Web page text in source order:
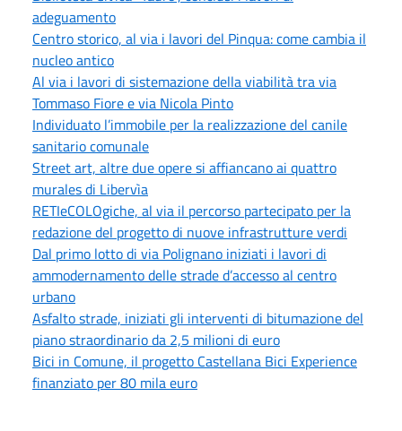
adeguamento
Centro storico, al via i lavori del Pinqua: come cambia il
nucleo antico
Al via i lavori di sistemazione della viabilità tra via
Tommaso Fiore e via Nicola Pinto
Individuato l’immobile per la realizzazione del canile
sanitario comunale
Street art, altre due opere si affiancano ai quattro
murales di Libervìa
RETIeCOLOgiche, al via il percorso partecipato per la
redazione del progetto di nuove infrastrutture verdi
Dal primo lotto di via Polignano iniziati i lavori di
ammodernamento delle strade d’accesso al centro
urbano
Asfalto strade, iniziati gli interventi di bitumazione del
piano straordinario da 2,5 milioni di euro
Bici in Comune, il progetto Castellana Bici Experience
finanziato per 80 mila euro